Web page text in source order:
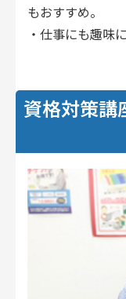
もおすすめ。
・仕事にも趣味
資格対策講